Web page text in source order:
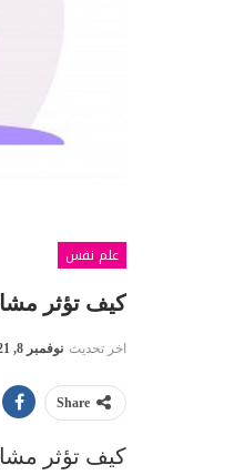
علم نفس
كيف تؤثر
اخر تحديث نوفمبر 8, 2021
Share
كيف تؤثر